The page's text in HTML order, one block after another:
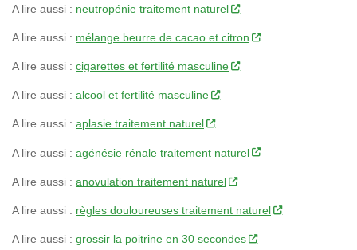
A lire aussi : neutropénie traitement naturel
A lire aussi : mélange beurre de cacao et citron
A lire aussi : cigarettes et fertilité masculine
A lire aussi : alcool et fertilité masculine
A lire aussi : aplasie traitement naturel
A lire aussi : agénésie rénale traitement naturel
A lire aussi : anovulation traitement naturel
A lire aussi : règles douloureuses traitement naturel
A lire aussi : grossir la poitrine en 30 secondes